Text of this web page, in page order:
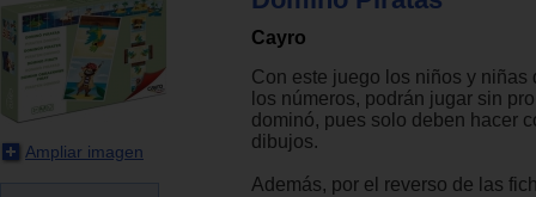
Ampliar imagen
Cayro
Con este juego los niños y niñas
los números, podrán jugar sin
dominó, pues solo deben hacer
dibujos.
Además, por el reverso de las